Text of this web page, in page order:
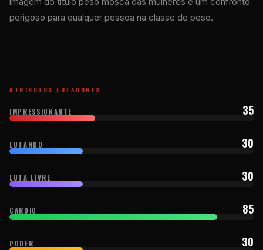
perigoso para qualquer pessoa na classe de peso.
ATRIBUTOS LUTADORES
IMPRESSIONANTE 35
LUTANDO 30
LUTA LIVRE 30
CARDIO 85
PODER 30